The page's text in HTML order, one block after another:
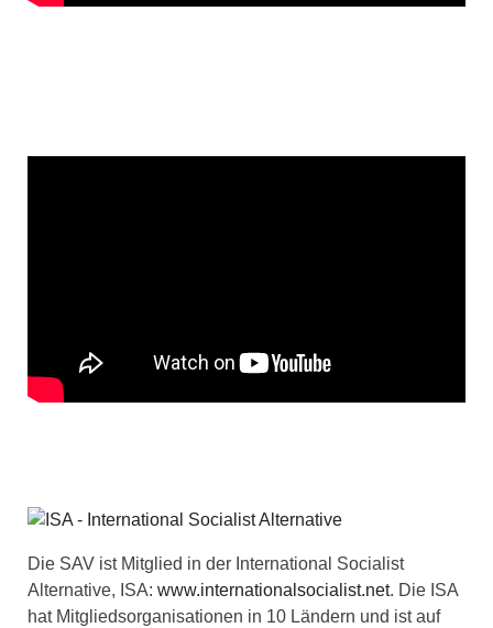
Die SAV ist Mitglied in der International Socialist
Alternative, ISA: www.internationalsocialist.net. Die ISA
hat Mitgliedsorganisationen in 10 Ländern und ist auf